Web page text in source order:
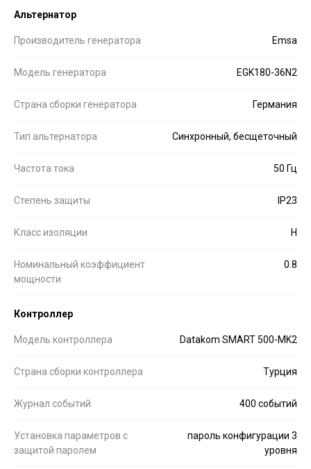
Альтернатор
Производитель генератора Emsa
Модель генератора EGK180-36N2
Страна сборки генератора Германия
Тип альтернатора Синхронный, бесщеточный
Частота тока 50 Гц
Степень защиты IP23
Класс изоляции H
Номинальный коэффициент
мощности
0.8
Контроллер
Модель контроллера Datakom SMART 500-MK2
Страна сборки контроллера Турция
Журнал событий 400 событий
Установка параметров с
защитой паролем
пароль конфигурации 3
уровня